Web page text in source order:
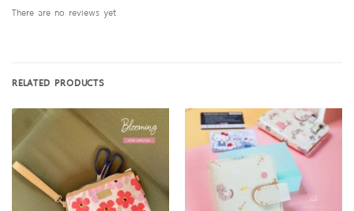
There are no reviews yet
RELATED PRODUCTS